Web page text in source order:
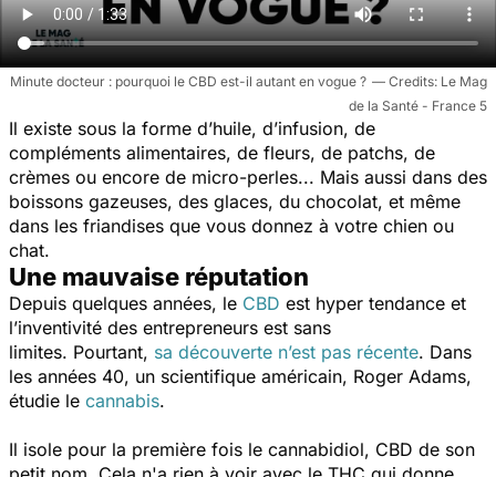
Minute docteur : pourquoi le CBD est-il autant en vogue ?
Le Mag
de la Santé - France 5
Il existe sous la forme d’huile, d’infusion, de
compléments alimentaires, de fleurs, de patchs, de
crèmes ou encore de micro-perles... Mais aussi dans des
boissons gazeuses, des glaces, du chocolat, et même
dans les friandises que vous donnez à votre chien ou
chat.
Une mauvaise réputation
Depuis quelques années, le CBD est hyper tendance et
l’inventivité des entrepreneurs est sans
limites. Pourtant, sa découverte n’est pas récente. Dans
les années 40, un scientifique américain, Roger Adams,
étudie le cannabis.
Il isole pour la première fois le cannabidiol, CBD de son